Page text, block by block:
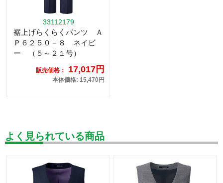
33112179
裾上げらくらくパンツ Ａ
Ｐ６２５０－８ ネイビ
ー （５～２１号）
販売価格： 17,017円
本体価格: 15,470円
よく見られている商品